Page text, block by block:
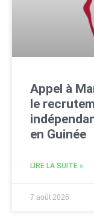
Appel à
le
en Guinée
LIRE LA SUITE »
7 août 2026